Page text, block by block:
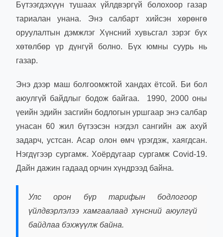
Бүтээгдэхүүн тушаах үйлдвэргүй болохоор газар
тариалан унана. Энэ салбарт хийсэн хөрөнгө
оруулалтын дэмжлэг Хүнсний хувьсгал зэрэг бүх
хөтөлбөр үр дүнгүй болно. Бүх юмны суурь нь
газар.
Энэ дээр маш болгоомжтой хандах ётсой. Би бол
аюулгүй байдлыг бодож байгаа. 1990, 2000 оны
үеийн эдийн засгийн бодлогын уршгаар энэ салбар
унасан 60 жил бүтээсэн нэгдэл сангийн аж ахуй
задарч, устсан. Асар олон өмч үрэгдэж, хаягдсан.
Нэгдүгээр сургамж. Хоёрдугаар сургамж Covid-19.
Дайн дажин гадаад орчин хүндрээд байна.
Улс орон бүр тарифын бодлогоор
үйлдвэрлэлээ хамгаалаад хүнсний аюулгүй
байдлаа бэхжүүлж байна.